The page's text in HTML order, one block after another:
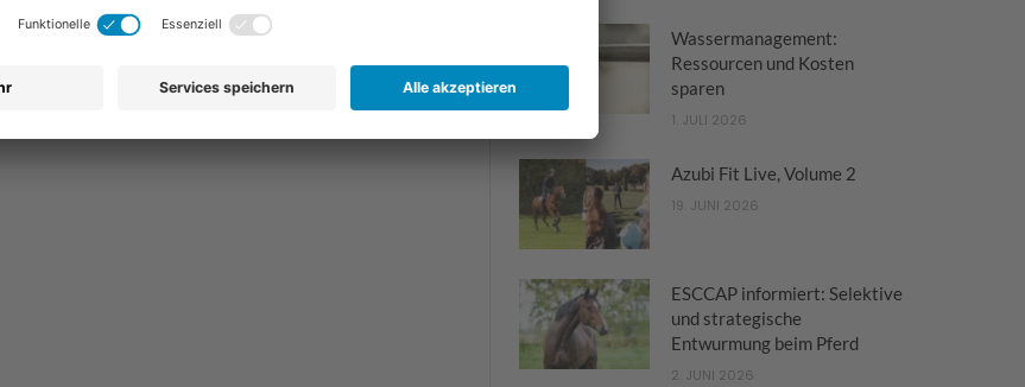
18. JUNI 2024
Wassermanagement:
Ressourcen und Kosten
sparen
1. JULI 2026
Azubi Fit Live, Volume 2
19. JUNI 2026
ESCCAP informiert: Selektive
und strategische
Entwurmung beim Pferd
2. JUNI 2026